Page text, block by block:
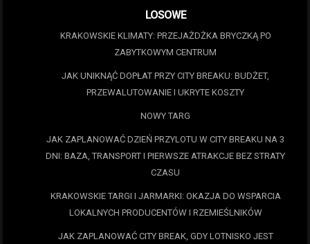
LOSOWE
KRAKOWSKIE KLIMATY: PRZEJAŻDŻKA BRYCZKĄ PO
ZABYTKOWYM CENTRUM
JAK UNIKNĄĆ DOPŁAT PRZY CITY BREAKU: BUDŻET,
PRZEWALUTOWANIE I UKRYTE KOSZTY
NOWY TARG
JAK ZAPLANOWAĆ DZIEŃ PRZYLOTU W CITY BREAKU NA 3
DNI: BAZA, TRANSPORT I PIERWSZE ATRAKCJE BEZ STRATY
CZASU
KRAKOWSKIE TARGI I JARMARKI: OKAZJA DO WSPARCIA
LOKALNYCH PRODUCENTÓW I RZEMIEŚLNIKÓW
JAK ZAPLANOWAĆ CITY BREAK, GDY LOTNISKO JEST